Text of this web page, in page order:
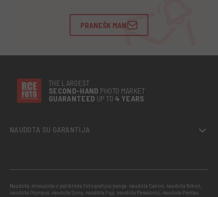
PRANEŠK MAN
THE LARGEST
SECOND-HAND PHOTO MARKET
GUARANTEED UP TO 4 YEARS
NAUDOTA SU GARANTIJA
Naudota, atnaujinta ir patikrinta fotografijos įranga: naudota Canon, naudota Nikon,
naudota Olympus, naudota Sony, naudota Fuji, naudota Panasonic, naudota Pentax,